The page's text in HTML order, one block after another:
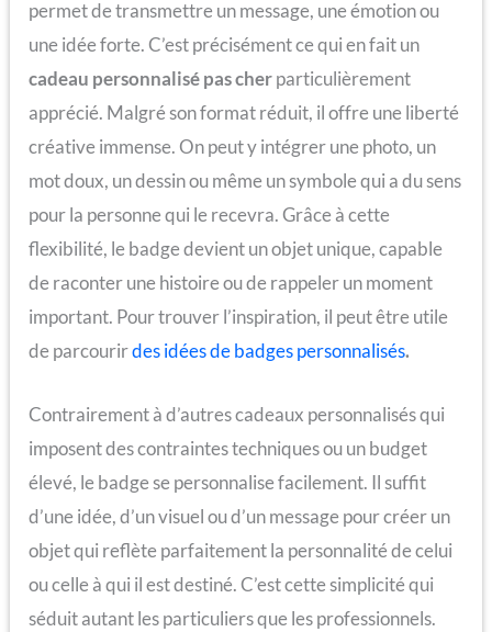
permet de transmettre un message, une émotion ou
une idée forte. C’est précisément ce qui en fait un
cadeau personnalisé pas cherparticulièrement
apprécié. Malgré son format réduit, il offre une liberté
créative immense. On peut y intégrer une photo, un
mot doux, un dessin ou même un symbole qui a du sens
pour la personne qui le recevra. Grâce à cette
flexibilité, le badge devient un objet unique, capable
de raconter une histoire ou de rappeler un moment
important. Pour trouver l’inspiration, il peut être utile
de parcourirdes idées debadgespersonnalisés.
Contrairement à d’autres cadeaux personnalisés qui
imposent des contraintes techniques ou un budget
élevé, le badge se personnalise facilement. Il suffit
d’une idée, d’un visuel ou d’un message pour créer un
objet qui reflète parfaitement la personnalité de celui
ou celle à qui il est destiné. C’est cette simplicité qui
séduit autant les particuliers que les professionnels.